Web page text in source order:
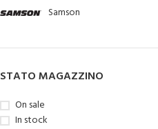
Samson
STATO MAGAZZINO
On sale
In stock